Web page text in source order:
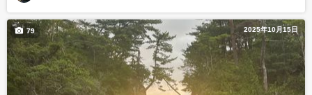
2025年10月15日
79